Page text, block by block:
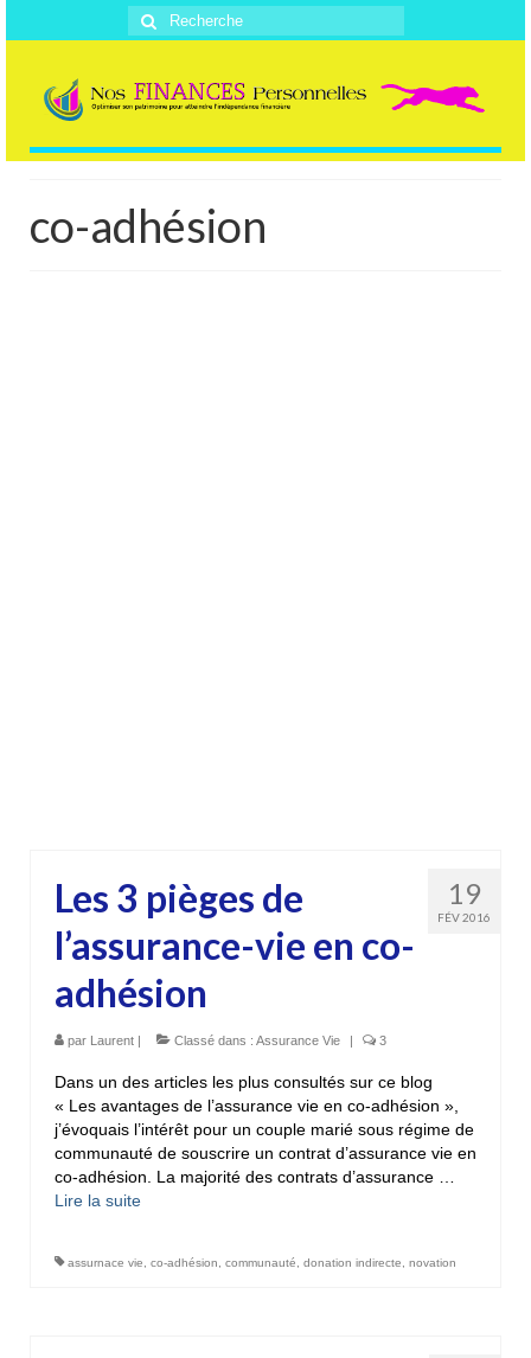
Rechercher
:
co-adhésion
19
FÉV 2016
Les 3 pièges de
l’assurance-vie en co-
adhésion
par Laurent | Classé dans : Assurance Vie | 3
Dans un des articles les plus consultés sur ce blog
« Les avantages de l’assurance vie en co-adhésion »,
j’évoquais l’intérêt pour un couple marié sous régime de
communauté de souscrire un contrat d’assurance vie en
co-adhésion. La majorité des contrats d’assurance …
Lire la suite­­
assurnace vie co-adhésion communauté donation indirecte novation